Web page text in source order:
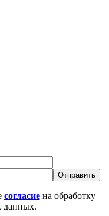
согласиена обработку
данных.